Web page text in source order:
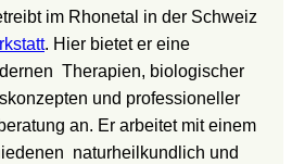
im Rhonetal in der Schweiz
. Hier bietet er eine
Therapien, biologischer
und professioneller
an. Er arbeitet mit einem
naturheilkundlich und